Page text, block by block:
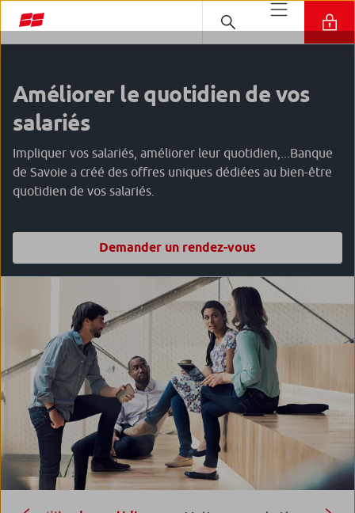
Améliorer le quotidien de vos
salariés
Impliquer vos salariés, améliorer leur quotidien,...Banque
de Savoie a créé des offres uniques dédiées au bien-être
quotidien de vos salariés.
Demander un rendez-vous